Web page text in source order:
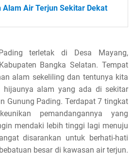
Alam Air Terjun Sekitar Dekat
terletak di Desa Mayang,
Bangka Selatan. Tempat
alam sekeliling dan tentunya kita
hijaunya alam yang ada di sekitar
Gunung Pading. Terdapat 7 tingkat
pemandangannya yang
mendaki lebih tinggi lagi menuju
disarankan untuk berhati-hati
besar di kawasan air terjun.